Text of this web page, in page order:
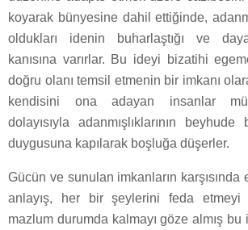
koyarak bünyesine dahil ettiğinde,
oldukları idenin buharlaştığı ve
kanısına varırlar. Bu ideyi bizatihi
doğru olanı temsil etmenin bir imkanı
kendisini ona adayan insanlar
dolayısıyla adanmışlıklarının
duygusuna kapılarak boşluğa düşerler.
Gücün ve sunulan imkanların karşısında
anlayış, her bir şeylerini feda
mazlum durumda kalmayı göze almış bu